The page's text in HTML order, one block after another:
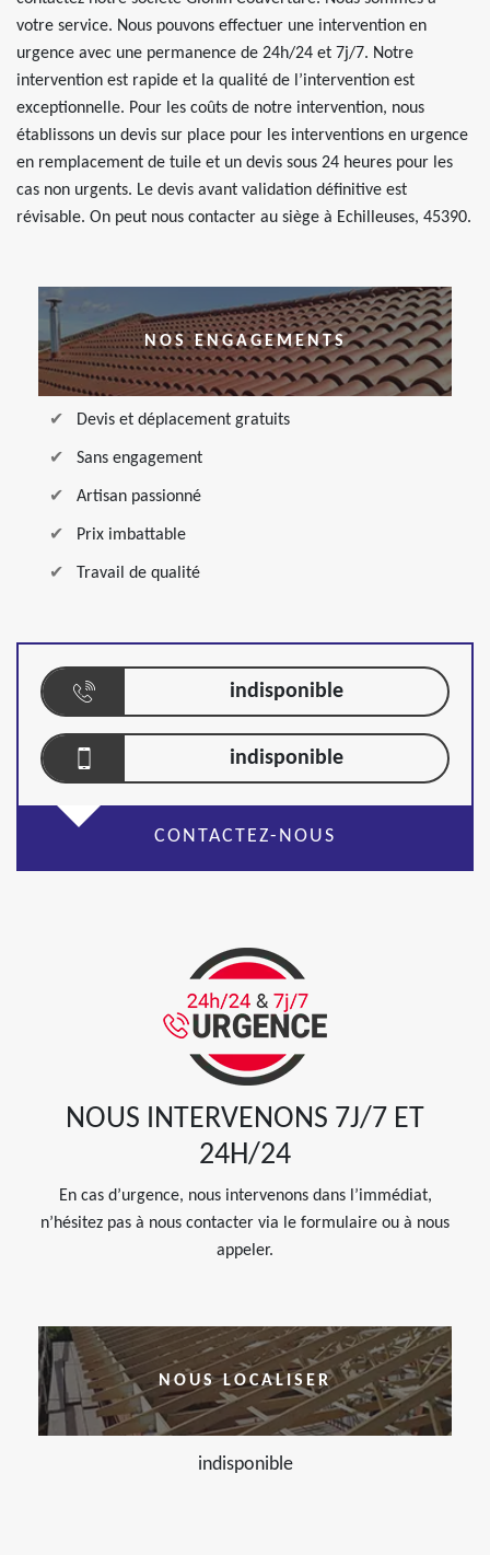
votre service. Nous pouvons effectuer une intervention en
urgence avec une permanence de 24h/24 et 7j/7. Notre
intervention est rapide et la qualité de l’intervention est
exceptionnelle. Pour les coûts de notre intervention, nous
établissons un devis sur place pour les interventions en urgence
en remplacement de tuile et un devis sous 24 heures pour les
cas non urgents. Le devis avant validation définitive est
révisable. On peut nous contacter au siège à Echilleuses, 45390.
NOS ENGAGEMENTS
Devis et déplacement gratuits
Sans engagement
Artisan passionné
Prix imbattable
Travail de qualité
indisponible
indisponible
CONTACTEZ-NOUS
NOUS INTERVENONS 7J/7 ET
24H/24
En cas d’urgence, nous intervenons dans l’immédiat,
n’hésitez pas à nous contacter via le formulaire ou à nous
appeler.
NOUS LOCALISER
indisponible